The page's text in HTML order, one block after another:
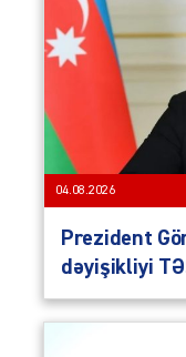
04.08.2026
Prezident
dəyişikliyi